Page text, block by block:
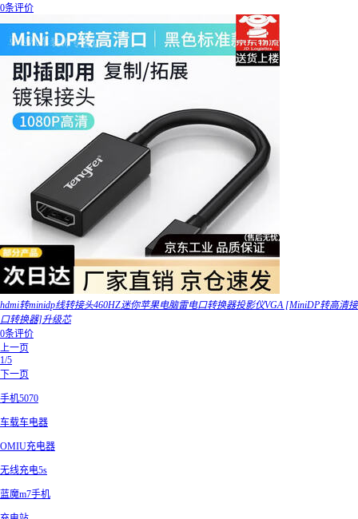
0条评价
hdmi转minidp线转接头460HZ迷你苹果电脑雷电口转换器投影仪VGA [MiniDP转高清接
口转换器]升级芯
0条评价
上一页
1/5
下一页
手机5070
车载车电器
OMIU充电器
无线充电5s
蓝魔m7手机